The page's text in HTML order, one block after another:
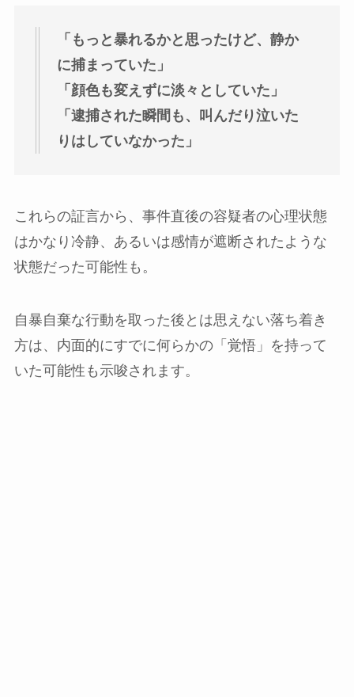
「もっと暴れるかと思ったけど、静か
に捕まっていた」
「顔色も変えずに淡々としていた」
「逮捕された瞬間も、叫んだり泣いた
りはしていなかった」
これらの証言から、事件直後の容疑者の心理状態
はかなり冷静、あるいは感情が遮断されたような
状態だった可能性も。
自暴自棄な行動を取った後とは思えない落ち着き
方は、内面的にすでに何らかの「覚悟」を持って
いた可能性も示唆されます。